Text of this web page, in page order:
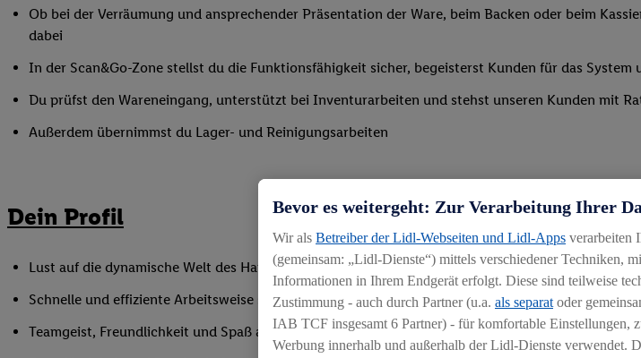
Ob bei der Verräumung und ansprechender Präsentation der Ware, beim Backen oder beim
dabei
In der Scan&Go-Zone stellst du die Funktionsfähigkeit sicher, begeisterst Kunden für das
Du prüfst den Wareneingang, unterstützt bei Inventurarbeiten und stehst unseren Kunden mit
Außerdem übernimmst du Lager- und Reinigungsarbeiten
Dein Profil
Lust auf die dynamische Welt des Handels, gerne auch als Quereinsteiger
Schnelle und effiziente Arbeitsweise sowie Anpassungsfähigkeit an wechselnde Aufgaben
Teamgeist, Freundlichkeit und Spaß am Umgang mit Menschen
Bevor es weitergeht: Zur Verarbeitung Ihrer
Wir als Betreiber der Lidl-Webseiten und Lidl-Apps verarbeiten
(gemeinsam: „Lidl-Dienste“) mittels verschiedener Techniken,
Informationen in Ihrem Endgerät erfolgt. Diese sind teilweise
Zustimmung - auch durch Partner (u.a. als separat oder
IAB TCF insgesamt 6 Partner) - für komfortable Einstellungen,
Werbung innerhalb und außerhalb der Lidl-Dienste verwendet.